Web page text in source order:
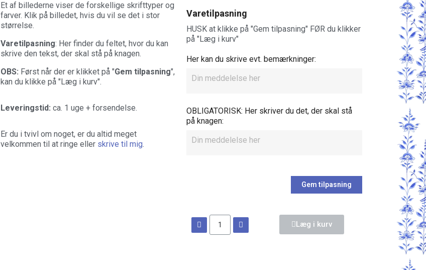
Et af billederne viser de forskellige skrifttyper og
farver. Klik på billedet, hvis du vil se det i stor
størrelse.
Varetilpasning: Her finder du feltet, hvor du kan
skrive den tekst, der skal stå på knagen.
OBS: Først når der er klikket på "Gem tilpasning",
kan du klikke på "Læg i kurv".
Leveringstid: ca. 1 uge + forsendelse.
Er du i tvivl om noget, er du altid meget
velkommen til at ringe eller skrive til mig.
Varetilpasning
HUSK at klikke på "Gem tilpasning" FØR du klikker
på "Læg i kurv"
Her kan du skrive evt. bemærkninger:
OBLIGATORISK: Her skriver du det, der skal stå
på knagen:
Gem tilpasning
Læg i kurv